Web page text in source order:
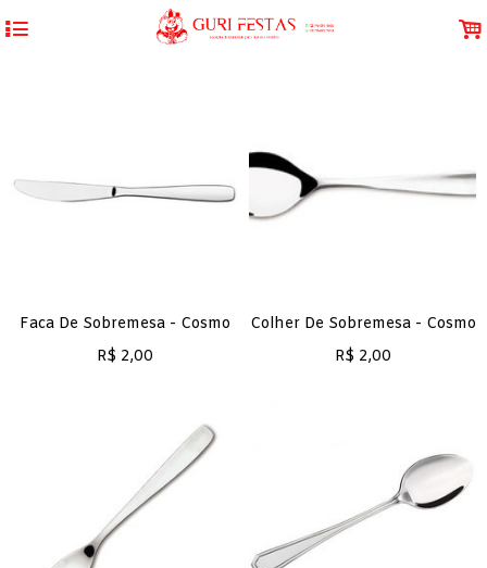
4 .
Faca De Sobremesa - Cosmo
R$ 2,00
Colher De Sobremesa - Cosmo
R$ 2,00